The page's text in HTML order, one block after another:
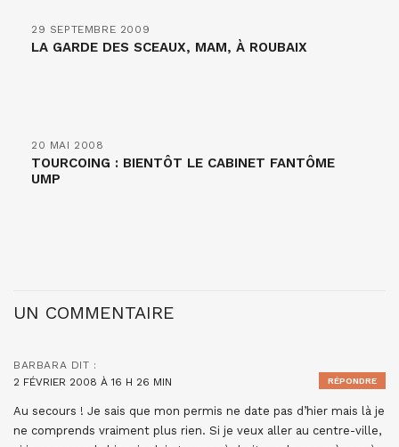
29 SEPTEMBRE 2009
LA GARDE DES SCEAUX, MAM, À ROUBAIX
20 MAI 2008
TOURCOING : BIENTÔT LE CABINET FANTÔME
UMP
UN COMMENTAIRE
BARBARA DIT :
2 FÉVRIER 2008 À 16 H 26 MIN
Au secours ! Je sais que mon permis ne date pas d’hier mais là je
ne comprends vraiment plus rien. Si je veux aller au centre-ville,
RÉPONDRE